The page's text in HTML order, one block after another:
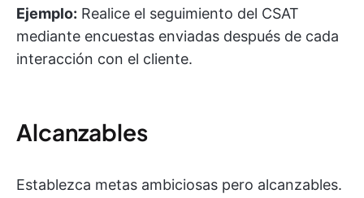
Ejemplo: Realice el seguimiento del CSAT
mediante encuestas enviadas después de cada
interacción con el cliente.
Alcanzables
Establezca metas ambiciosas pero alcanzables.